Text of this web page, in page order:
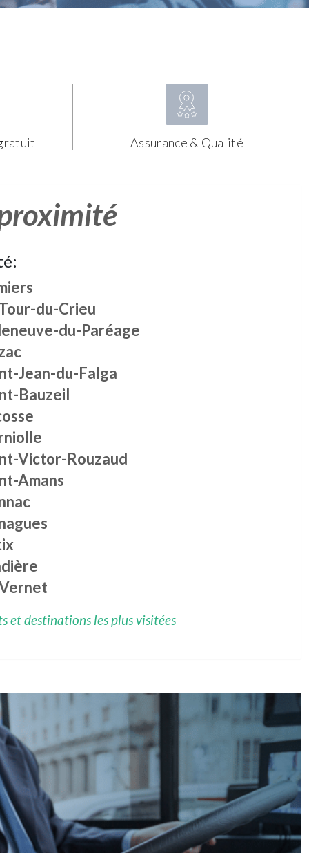
Assurance & Qualité
du-Crieu
du-Paréage
Jean-du-Falga
Bauzeil
Victor-Rouzaud
Amans
et destinations les plus visitées